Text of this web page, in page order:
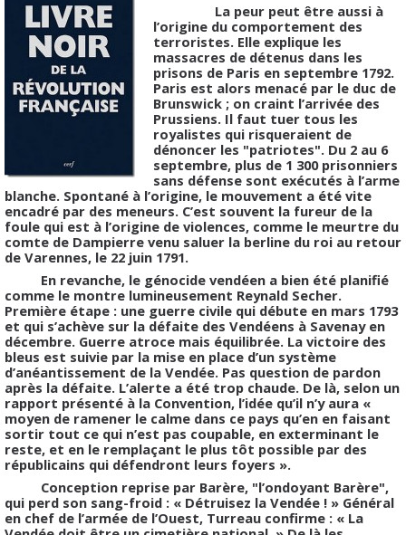
La peur peut être aussi à
l’origine du comportement des
terroristes. Elle explique les
massacres de détenus dans les
prisons de Paris en septembre 1792.
Paris est alors menacé par le duc de
Brunswick ; on craint l’arrivée des
Prussiens. Il faut tuer tous les
royalistes qui risqueraient de
dénoncer les "patriotes". Du 2 au 6
septembre, plus de 1 300 prisonniers
sans défense sont exécutés à l’arme
blanche. Spontané à l’origine, le mouvement a été vite
encadré par des meneurs. C’est souvent la fureur de la
foule qui est à l’origine de violences, comme le meurtre du
comte de Dampierre venu saluer la berline du roi au retour
de Varennes, le 22 juin 1791.
En revanche, le génocide vendéen a bien été planifié
comme le montre lumineusement Reynald Secher.
Première étape : une guerre civile qui débute en mars 1793
et qui s’achève sur la défaite des Vendéens à Savenay en
décembre. Guerre atroce mais équilibrée. La victoire des
bleus est suivie par la mise en place d’un système
d’anéantissement de la Vendée. Pas question de pardon
après la défaite. L’alerte a été trop chaude. De là, selon un
rapport présenté à la Convention, l’idée qu’il n’y aura «
moyen de ramener le calme dans ce pays qu’en en faisant
sortir tout ce qui n’est pas coupable, en exterminant le
reste, et en le remplaçant le plus tôt possible par des
républicains qui défendront leurs foyers ».
Conception reprise par Barère, "l’ondoyant Barère",
qui perd son sang-froid : « Détruisez la Vendée ! » Général
en chef de l’armée de l’Ouest, Turreau confirme : « La